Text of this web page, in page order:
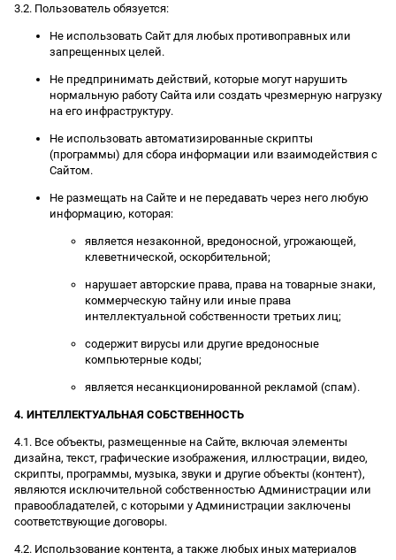
3.2. Пользователь обязуется:
Не использовать Сайт для любых противоправных или
запрещенных целей.
Не предпринимать действий, которые могут нарушить
нормальную работу Сайта или создать чрезмерную нагрузку
на его инфраструктуру.
Не использовать автоматизированные скрипты
(программы) для сбора информации или взаимодействия с
Сайтом.
Не размещать на Сайте и не передавать через него любую
информацию, которая:
является незаконной, вредоносной, угрожающей,
клеветнической, оскорбительной;
нарушает авторские права, права на товарные знаки,
коммерческую тайну или иные права
интеллектуальной собственности третьих лиц;
содержит вирусы или другие вредоносные
компьютерные коды;
является несанкционированной рекламой (спам).
4. ИНТЕЛЛЕКТУАЛЬНАЯ СОБСТВЕННОСТЬ
4.1. Все объекты, размещенные на Сайте, включая элементы
дизайна, текст, графические изображения, иллюстрации, видео,
скрипты, программы, музыка, звуки и другие объекты (контент),
являются исключительной собственностью Администрации или
правообладателей, с которыми у Администрации заключены
соответствующие договоры.
4.2. Использование контента, а также любых иных материалов